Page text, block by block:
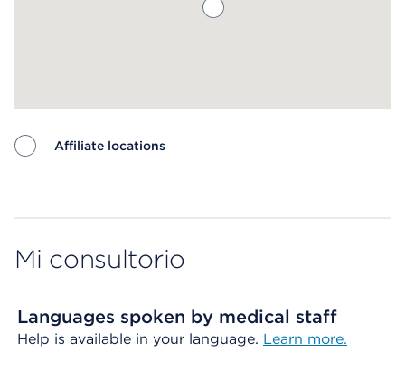
Affiliate locations
Mi consultorio
Languages spoken by medical staff
Help is available in your language. Learn more.